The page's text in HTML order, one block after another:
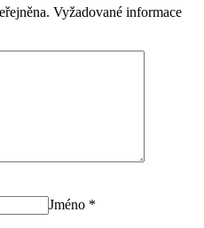
Vyžadované informace
Jméno *